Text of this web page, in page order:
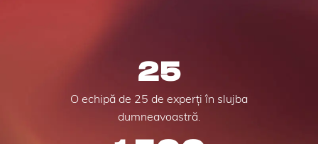
O echipă de 25 de experți în slujba
dumneavoastră.
25